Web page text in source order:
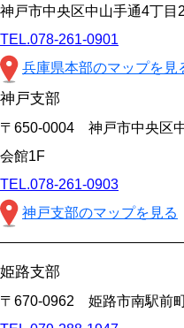
神戸市中央区中山手通4丁目
TEL.078-261-0901
兵庫県本部のマップを見
神戸支部
〒650-0004 神戸市中央区
会館1F
TEL.078-261-0903
神戸支部のマップを見る
姫路支部
〒670-0962 姫路市南駅前